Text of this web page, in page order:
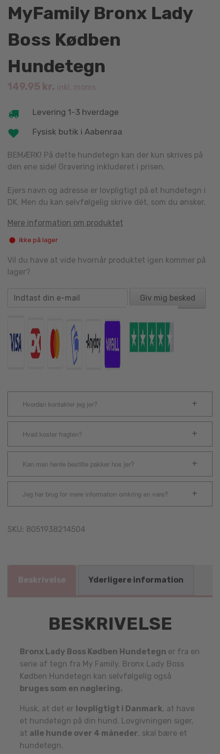
MyFamily Bronx Lady
Boss Kødben
Hundetegn
149.95 kr. inkl. moms
Levering 1-3 hverdage
Fysisk butik i Aabenraa
BEMÆRK! På dette hundetegn kan der kun skrives på
den ene side! Gravering inkluderet i prisen.
Ejers navn og adresse er lovpligtigt på et hundetegn i
DK. Men du kan selvfølgelig skrive dét, som du ønsker.
Mere information om produktet
Ikke på lager
Vil du have at vide hvornår produktet igen kommer på
lager?
Giv mig besked
Hvordan kontakter jeg jer?
Hvad koster fragten?
Kan man hente bestilte pakker hos jer?
Jeg har brug for mere information omkring en vare?
SKU: 8051938214504
Beskrivelse Yderligere information
BESKRIVELSE
Bronx Lady Boss Kødben Hundetegn er fra en
serie af tegn fra My Family. Bronx Lady Boss
Kødben Hundetegn kan selvfølgelig også
bruges som en nøglering.
Husk, at det er lovpligtigt i Danmark, at have
et hundetegn på din hund. Lovgivningen siger,
at alle hunde over 4 måneder, skal bære et
hundetegn.